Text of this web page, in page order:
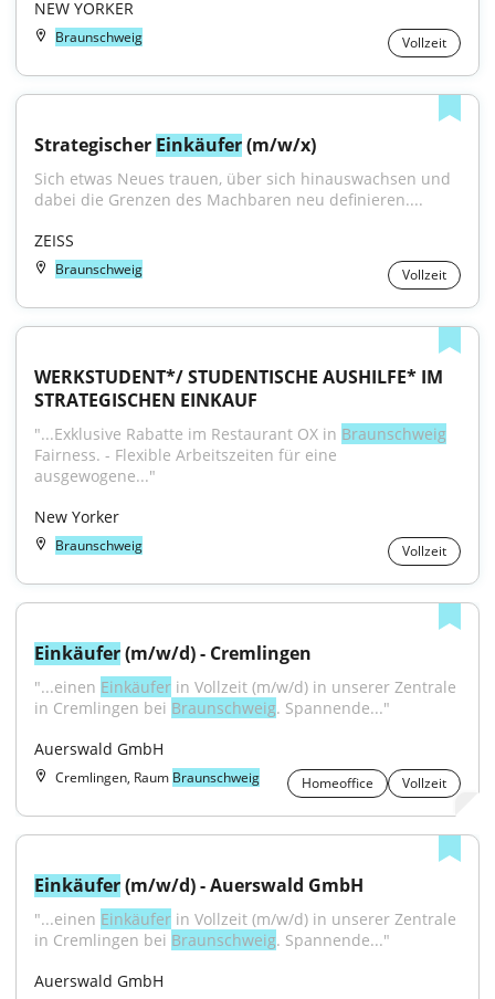
NEW YORKER
Braunschweig Vollzeit
Strategischer Einkäufer (m/w/x)
Sich etwas Neues trauen, über sich hinauswachsen und
dabei die Grenzen des Machbaren neu deﬁnieren....
ZEISS
Braunschweig Vollzeit
WERKSTUDENT*/ STUDENTISCHE AUSHILFE* IM
STRATEGISCHEN EINKAUF
"...Exklusive Rabatte im Restaurant OX in Braunschweig
Fairness. - Flexible Arbeitszeiten für eine
ausgewogene..."
New Yorker
Braunschweig Vollzeit
Einkäufer (m/w/d) - Cremlingen
"...einen Einkäufer in Vollzeit (m/w/d) in unserer Zentrale
in Cremlingen bei Braunschweig. Spannende..."
Auerswald GmbH
Cremlingen, Raum Braunschweig Homeoffice Vollzeit
Einkäufer (m/w/d) - Auerswald GmbH
"...einen Einkäufer in Vollzeit (m/w/d) in unserer Zentrale
in Cremlingen bei Braunschweig. Spannende..."
Auerswald GmbH